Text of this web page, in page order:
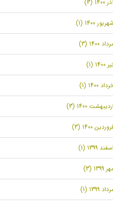
1400 (3)
شهریور 1400 (1)
1400 (3)
1400 (1)
1400 (1)
اردیبهشت 1400 (3)
1400 (3)
اسفند 1399 (1)
1399 (3)
1399 (1)